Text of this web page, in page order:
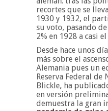
recortes que se
1930 y 1932, el
su voto, pasando
2% en 1928 a casi
Desde hace unos
más sobre el
Alemania pues un
Reserva Federal de
Blickle, ha
en versión
demuestra la gran